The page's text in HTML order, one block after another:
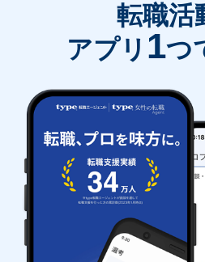
転職活
アプリ 1つ